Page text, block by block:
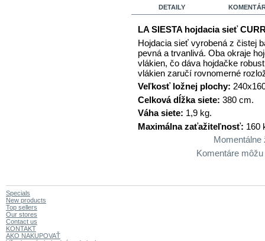
DETAILY
LA SIESTA hojdacia sieť
Hojdacia sieť vyrobená z čistej
pevná a trvanlivá. Oba okraje
vlákien, čo dáva hojdačke
vlákien zaručí rovnomerné
Veľkosť ložnej plochy:
Celková dĺžka siete: 380 cm.
Váha siete: 1,9 kg.
Maximálna zaťažiteľnosť: 160
Momentálne
Komentáre
Specials
New products
Top sellers
Our stores
Contact us
KONTAKT
AKO NAKUPOVAŤ